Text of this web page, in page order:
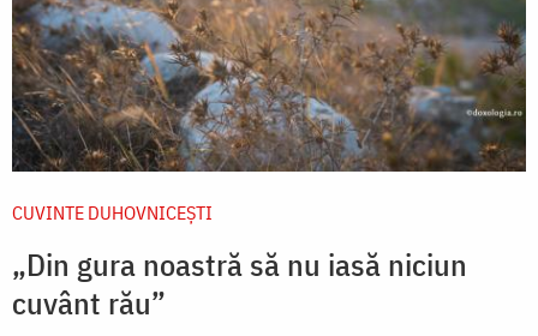
CUVINTE DUHOVNICEȘTI
„Din gura noastră să nu iasă niciun
cuvânt rău”